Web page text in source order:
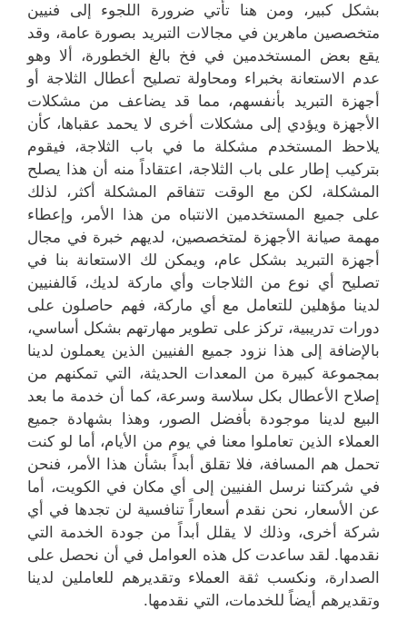
بشكل كبير، ومن هنا تأتي ضرورة اللجوء إلى فنيين
متخصصين ماهرين في مجالات التبريد بصورة عامة، وقد
يقع بعض المستخدمين في فخ بالغ الخطورة، ألا وهو
عدم الاستعانة بخبراء ومحاولة تصليح أعطال الثلاجة أو
أجهزة التبريد بأنفسهم، مما قد يضاعف من مشكلات
الأجهزة ويؤدي إلى مشكلات أخرى لا يحمد عقباها، كأن
يلاحظ المستخدم مشكلة ما في باب الثلاجة، فيقوم
بتركيب إطار على باب الثلاجة، اعتقاداً منه أن هذا يصلح
المشكلة، لكن مع الوقت تتفاقم المشكلة أكثر، لذلك
على جميع المستخدمين الانتباه من هذا الأمر، وإعطاء
مهمة صيانة الأجهزة لمتخصصين، لديهم خبرة في مجال
أجهزة التبريد بشكل عام، ويمكن لك الاستعانة بنا في
تصليح أي نوع من الثلاجات وأي ماركة لديك، فَالفنيين
لدينا مؤهلين للتعامل مع أي ماركة، فهم حاصلون على
دورات تدريبية، تركز على تطوير مهارتهم بشكل أساسي،
بالإضافة إلى هذا نزود جميع الفنيين الذين يعملون لدينا
بمجموعة كبيرة من المعدات الحديثة، التي تمكنهم من
إصلاح الأعطال بكل سلاسة وسرعة، كما أن خدمة ما بعد
البيع لدينا موجودة بأفضل الصور، وهذا بشهادة جميع
العملاء الذين تعاملوا معنا في يوم من الأيام، أما لو كنت
تحمل هم المسافة، فلا تقلق أبداً بشأن هذا الأمر، فنحن
في شركتنا نرسل الفنيين إلى أي مكان في الكويت، أما
عن الأسعار، نحن نقدم أسعاراً تنافسية لن تجدها في أي
شركة أخرى، وذلك لا يقلل أبداً من جودة الخدمة التي
نقدمها. لقد ساعدت كل هذه العوامل في أن نحصل على
الصدارة، ونكسب ثقة العملاء وتقديرهم للعاملين لدينا
وتقديرهم أيضاً للخدمات، التي نقدمها.